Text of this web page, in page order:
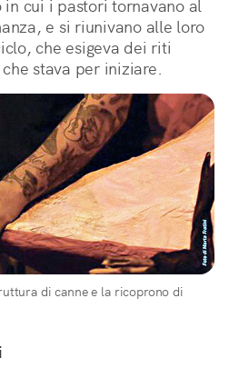
cui i pastori tornavano al
e si riunivano alle loro
che esigeva dei riti
stava per iniziare.
di canne e la ricoprono di